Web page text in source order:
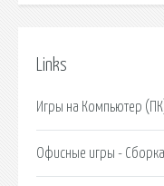
Links
Игры на Компьютер
Офисные игры - Cборка